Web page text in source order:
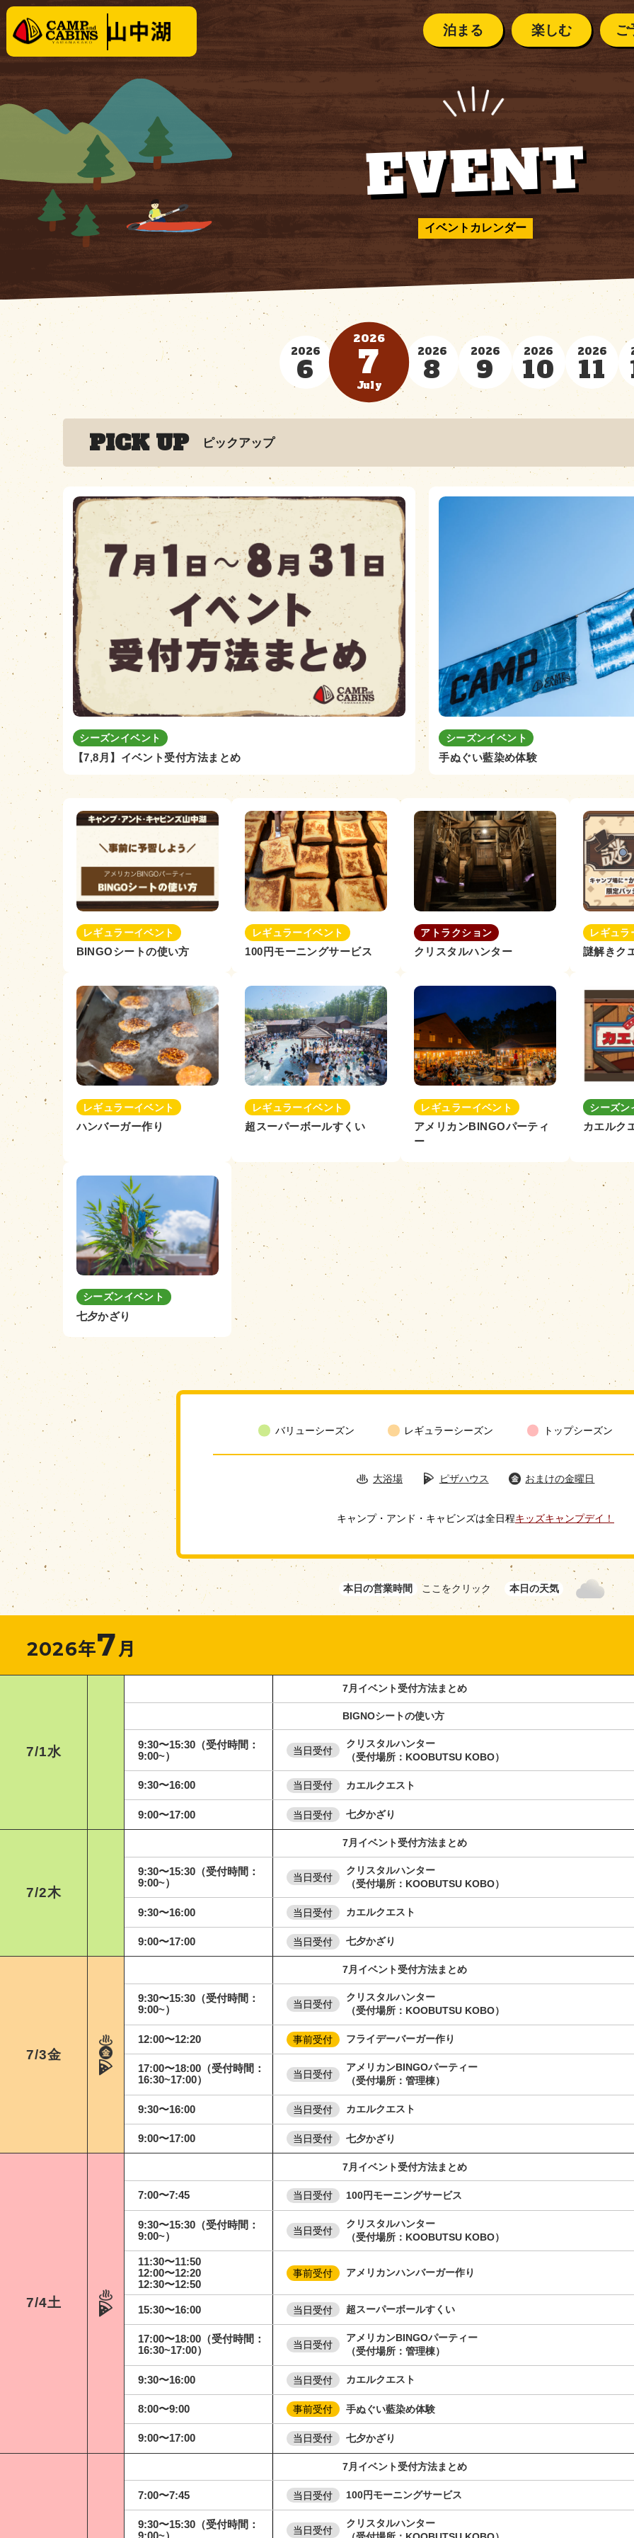
泊まる
テントサイト
キャビン/コテージ
場内施設
場内マップ
レンタル・販売品
楽しむ
イベントカレンダー
クリスタルハンター
KOOBUTSU
１日の流れ
料金・シーズンカ
ご
ご利用案内
安全に楽
ペット連
よくある
山中湖の
泊まる
テントサイト
キャビン・
場内施設
場内マップ
レンタル・販売品
イベント カレンダー
シーズンカレンダー
クリスタルハンター
KOBUTSU KOBO
１日の流れ
ご予約の前に
ご利用案内
安全に 楽しむために
ペット連れの方へ
よくあるご質問
山中湖の気候
お知らせ
イベントカレンダー
EVENT
2026
6
2026
7
July
2026
8
2026
9
2026
10
2026
11
PICK UP ピックアップ
シーズンイベント
【7,8月】イベント受付方法まとめ
シーズンイベント
手ぬぐい藍染め体験
レギュラーイベント
BINGOシートの使い方
レギュラーイベント
100円モーニングサービス
アトラクション
クリスタルハンター
レギュラ
謎解きク
レギュラーイベント
ハンバーガー作り
レギュラーイベント
超スーパーボールすくい
レギュラーイベント
アメリカンBINGOパーティ
ー
シーズン
カエルク
シーズンイベント
七夕かざり
バリューシーズン レギュラーシーズン トップシーズン
大浴場 ピザハウス おまけの金曜日
キャンプ・アンド・キャビンズは全日程キッズキャンプデイ！
本日の営業時間 ここをクリック 本日の天気
2026年7月
7/1水
7月イベント受付方法まとめ
BIGNOシートの使い方
9:30〜15:30（受付時間：
9:00~）
当日受付
クリスタルハンター
（受付場所：KOOBUTSU KOBO）
9:30〜16:00 当日受付 カエルクエスト
9:00〜17:00 当日受付 七夕かざり
7/2木
7月イベント受付方法まとめ
9:30〜15:30（受付時間：
9:00~）
当日受付
クリスタルハンター
（受付場所：KOOBUTSU KOBO）
9:30〜16:00 当日受付 カエルクエスト
9:00〜17:00 当日受付 七夕かざり
7/3金
7月イベント受付方法まとめ
9:30〜15:30（受付時間：
9:00~）
当日受付
クリスタルハンター
（受付場所：KOOBUTSU KOBO）
12:00〜12:20 事前受付 フライデーバーガー作り
17:00〜18:00（受付時間：
16:30~17:00）
当日受付
アメリカンBINGOパーティー
（受付場所：管理棟）
9:30〜16:00 当日受付 カエルクエスト
9:00〜17:00 当日受付 七夕かざり
7/4土
7月イベント受付方法まとめ
7:00〜7:45 当日受付 100円モーニングサービス
9:30〜15:30（受付時間：
9:00~）
当日受付
クリスタルハンター
（受付場所：KOOBUTSU KOBO）
11:30〜11:50
12:00〜12:20
12:30〜12:50
事前受付 アメリカンハンバーガー作り
15:30〜16:00 当日受付 超スーパーボールすくい
17:00〜18:00（受付時間：
16:30~17:00）
当日受付
アメリカンBINGOパーティー
（受付場所：管理棟）
9:30〜16:00 当日受付 カエルクエスト
8:00〜9:00 事前受付 手ぬぐい藍染め体験
9:00〜17:00 当日受付 七夕かざり
7月イベント受付方法まとめ
7:00〜7:45 当日受付 100円モーニングサービス
9:30〜15:30（受付時間：
9:00~）
当日受付
クリスタルハンター